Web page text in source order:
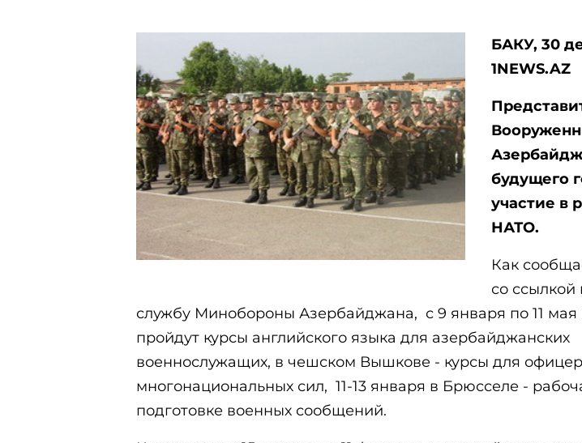
БАКУ, 30
1NEWS.AZ
будущего
участие в
НАТО.
Как
со ссылкой
службу Минобороны Азербайджана, с 9 января по 11
пройдут курсы английского языка для азербайджанских
военнослужащих, в чешском Вышкове - курсы для
многонациональных сил, 11-13 января в Брюсселе -
подготовке военных сообщений.